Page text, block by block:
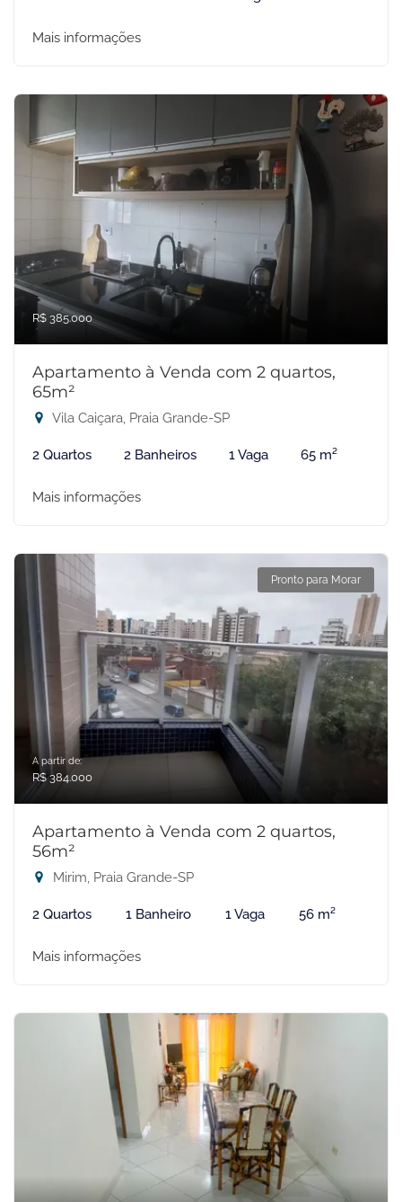
Mais informações
R$ 385.000
Apartamento à Venda com 2 quartos,
65m²
Vila Caiçara, Praia Grande-SP
2 Quartos 2 Banheiros 1 Vaga 65 m²
Mais informações
Pronto para Morar
A partir de:
R$ 384.000
Apartamento à Venda com 2 quartos,
56m²
Mirim, Praia Grande-SP
2 Quartos 1 Banheiro 1 Vaga 56 m²
Mais informações